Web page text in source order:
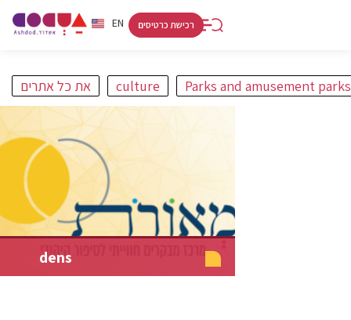
EN
HE
רכישת כרטיסים
מסלולים חופים אמנות ותרבות אתרים קניות ולינה
את כל אתרים culture Parks and amusement parks
dens